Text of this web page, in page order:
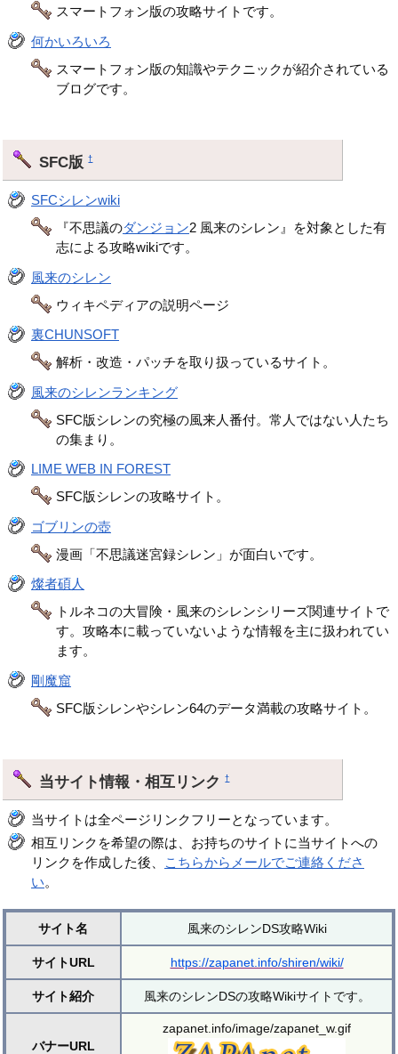
スマートフォン版の攻略サイトです。
何かいろいろ
スマートフォン版の知識やテクニックが紹介されている
ブログです。
SFC版†
SFCシレンwiki
『不思議のダンジョン2 風来のシレン』を対象とした有
志による攻略wikiです。
風来のシレン
ウィキペディアの説明ページ
裏CHUNSOFT
解析・改造・パッチを取り扱っているサイト。
風来のシレンランキング
SFC版シレンの究極の風来人番付。常人ではない人たち
の集まり。
LIME WEB IN FOREST
SFC版シレンの攻略サイト。
ゴブリンの壺
漫画「不思議迷宮録シレン」が面白いです。
燦者碩人
トルネコの大冒険・風来のシレンシリーズ関連サイトで
す。攻略本に載っていないような情報を主に扱われてい
ます。
剛魔窟
SFC版シレンやシレン64のデータ満載の攻略サイト。
当サイト情報・相互リンク†
当サイトは全ページリンクフリーとなっています。
相互リンクを希望の際は、お持ちのサイトに当サイトへの
リンクを作成した後、
こちらからメールでご連絡くださ
い。
サイト名 風来のシレンDS攻略Wiki
サイトURL https://zapanet.info/shiren/wiki/
サイト紹介 風来のシレンDSの攻略Wikiサイトです。
バナーURL
zapanet.info/image/zapanet_w.gif